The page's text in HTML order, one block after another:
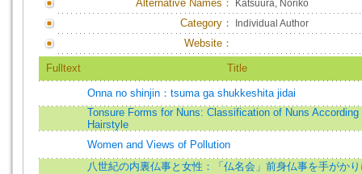
Alternative Names： Katsuura, Noriko
Category： Individual Author
Website：
Fulltext Title
Onna no shinjin：tsuma ga shukkeshita jidai
Tonsure Forms for Nuns: Classification of Nuns According
Hairstyle
Women and Views of Pollution
八世紀の内裏仏事と女性：「仏名会」前身仏事を手がか